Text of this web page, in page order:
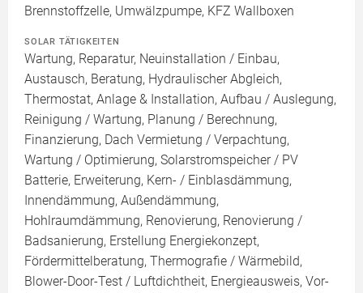
Brennstoffzelle, Umwälzpumpe, KFZ Wallboxen
SOLAR TÄTIGKEITEN
Wartung, Reparatur, Neuinstallation / Einbau,
Austausch, Beratung, Hydraulischer Abgleich,
Thermostat, Anlage & Installation, Aufbau / Auslegung,
Reinigung / Wartung, Planung / Berechnung,
Finanzierung, Dach Vermietung / Verpachtung,
Wartung / Optimierung, Solarstromspeicher / PV
Batterie, Erweiterung, Kern- / Einblasdämmung,
Innendämmung, Außendämmung,
Hohlraumdämmung, Renovierung, Renovierung /
Badsanierung, Erstellung Energiekonzept,
Fördermittelberatung, Thermografie / Wärmebild,
Blower-Door-Test / Luftdichtheit, Energieausweis, Vor-